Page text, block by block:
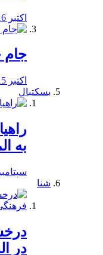
اکتبر 16, 2019
جام
اکتبر 15, 2019
بسکتبال
به
سپتامبر 24,
شنا
در